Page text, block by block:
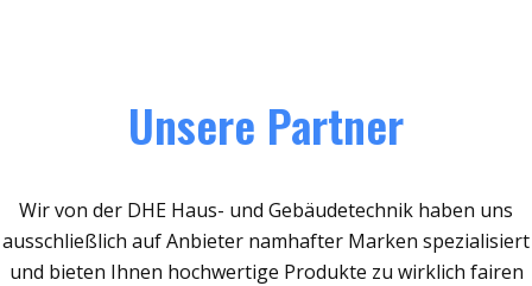
Unsere Partner
Wir von der DHE Haus- und Gebäudetechnik haben uns
ausschließlich auf Anbieter namhafter Marken spezialisiert
und bieten Ihnen hochwertige Produkte zu wirklich fairen